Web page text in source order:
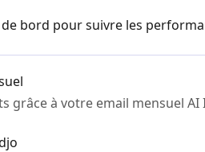
bord pour suivre les
grâce à votre email mensuel AI